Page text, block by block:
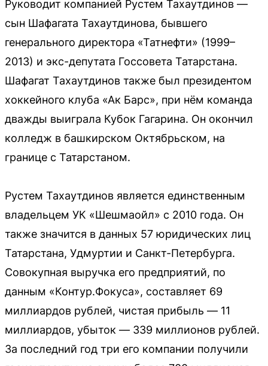
Руководит компанией Рустем Тахаутдинов —
сын Шафагата Тахаутдинова, бывшего
генерального директора «Татнефти» (1999–
2013) и экс-депутата Госсовета Татарстана.
Шафагат Тахаутдинов также был президентом
хоккейного клуба «Ак Барс», при нём команда
дважды выиграла Кубок Гагарина. Он окончил
колледж в башкирском Октябрьском, на
границе с Татарстаном.
Рустем Тахаутдинов является единственным
владельцем УК «Шешмаойл» с 2010 года. Он
также значится в данных 57 юридических лиц
Татарстана, Удмуртии и Санкт-Петербурга.
Совокупная выручка его предприятий, по
данным «Контур.Фокуса», составляет 69
миллиардов рублей, чистая прибыль — 11
миллиардов, убыток — 339 миллионов рублей.
За последний год три его компании получили